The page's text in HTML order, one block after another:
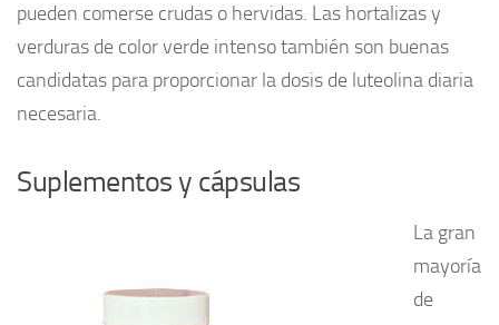
pueden comerse crudas o hervidas. Las hortalizas y
verduras de color verde intenso también son buenas
candidatas para proporcionar la dosis de luteolina diaria
necesaria.
Suplementos y cápsulas
La gran
mayoría
de